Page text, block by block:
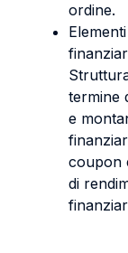
ordine.
termine
e
coupon
di